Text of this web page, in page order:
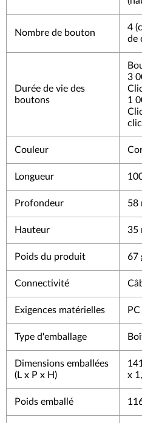
Nombre de bouton
4
de
Durée de vie des
boutons
3
1
Couleur
Longueur
Profondeur 58
Hauteur 35
Poids du produit 67
Connectivité
Exigences matérielles
Type d'emballage
Dimensions emballées
(L x P x H)
x
Poids emballé